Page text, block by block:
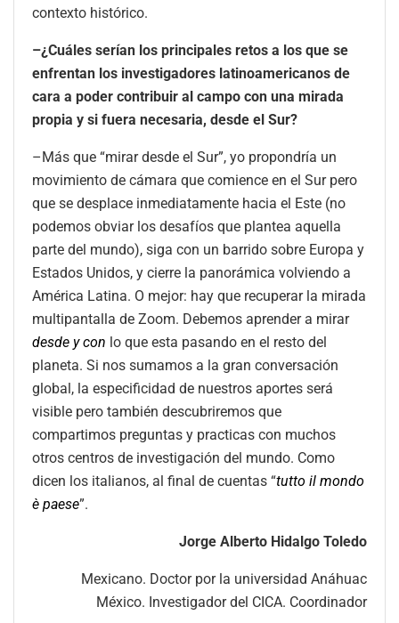
contexto histórico.
–¿Cuáles serían los principales retos a los que se
enfrentan los investigadores latinoamericanos de
cara a poder contribuir al campo con una mirada
propia y si fuera necesaria, desde el Sur?
–Más que “mirar desde el Sur”, yo propondría un
movimiento de cámara que comience en el Sur pero
que se desplace inmediatamente hacia el Este (no
podemos obviar los desafíos que plantea aquella
parte del mundo), siga con un barrido sobre Europa y
Estados Unidos, y cierre la panorámica volviendo a
América Latina. O mejor: hay que recuperar la mirada
multipantalla de Zoom. Debemos aprender a mirar
desde y con lo que esta pasando en el resto del
planeta. Si nos sumamos a la gran conversación
global, la especificidad de nuestros aportes será
visible pero también descubriremos que
compartimos preguntas y practicas con muchos
otros centros de investigación del mundo. Como
dicen los italianos, al final de cuentas “tutto il mondo
è paese”.
Jorge Alberto Hidalgo Toledo
Mexicano. Doctor por la universidad Anáhuac
México. Investigador del CICA. Coordinador